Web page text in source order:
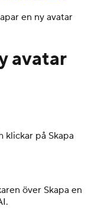
en ny avatar
avatar
klickar på Skapa
över Skapa en